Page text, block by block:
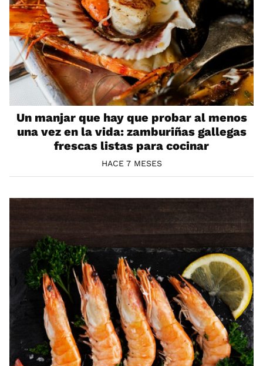
Un manjar que hay que probar al menos
una vez en la vida: zamburiñas gallegas
frescas listas para cocinar
HACE 7 MESES